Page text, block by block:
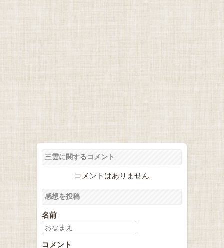
三雲に関するコメント
コメントはありません
感想を投稿
名前
コメント